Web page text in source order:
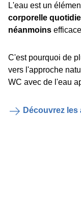
L'eau est un
corporelle
néanmoins
C'est pourquoi de
vers l'approche
WC avec de l'eau
Découvrez